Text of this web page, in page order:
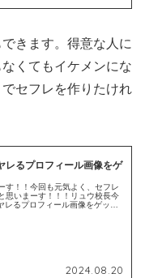
きます。得意な人に
くてもイケメンにな
セフレを作りたけれ
レるプロフィール画像をゲ
す！！今回も元気よく、セフレ
思いまーす！！！リュウ校長今
レるプロフィール画像をゲット
2024.08.20